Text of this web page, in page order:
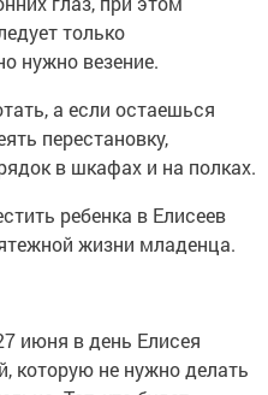
только
нужно везение.
а если остаешься
перестановку,
в шкафах и на полках.
ребенка в Елисеев
жизни младенца.
июня в день Елисея
которую не нужно делать